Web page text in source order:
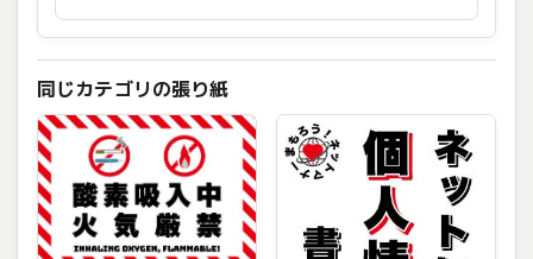
同じカテゴリの張り紙